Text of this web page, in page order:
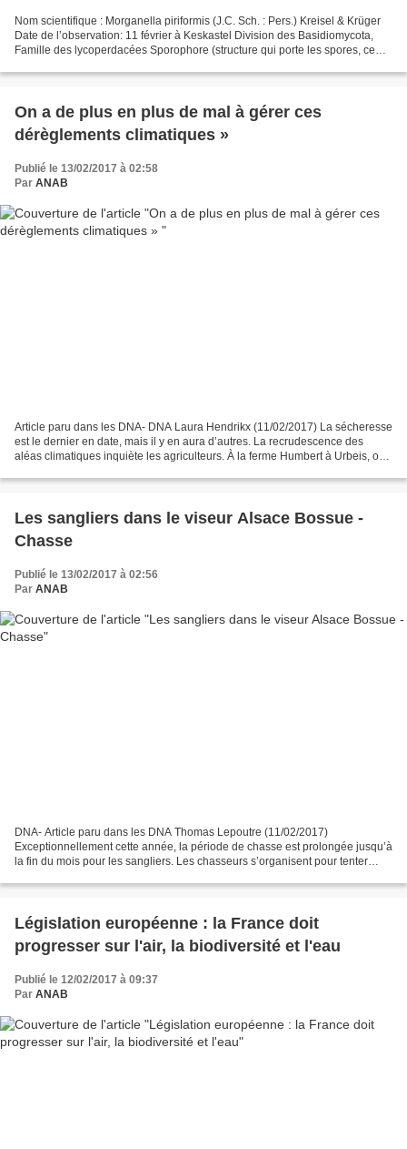
Nom scientifique : Morganella piriformis (J.C. Sch. : Pers.) Kreisel & Krüger
Date de l’observation: 11 février à Keskastel Division des Basidiomycota,
Famille des lycoperdacées Sporophore (structure qui porte les spores, ce
On a de plus en plus de mal à gérer ces
dérèglements climatiques »
Publié le 13/02/2017 à 02:58
Par ANAB
Article paru dans les DNA- DNA Laura Hendrikx (11/02/2017) La sécheresse
est le dernier en date, mais il y en aura d’autres. La recrudescence des
aléas climatiques inquiète les agriculteurs. À la ferme Humbert à Urbeis, on
Les sangliers dans le viseur Alsace Bossue -
Chasse
Publié le 13/02/2017 à 02:56
Par ANAB
DNA- Article paru dans les DNA Thomas Lepoutre (11/02/2017)
Exceptionnellement cette année, la période de chasse est prolongée jusqu’à
la fin du mois pour les sangliers. Les chasseurs s’organisent pour tenter
Législation européenne : la France doit
progresser sur l'air, la biodiversité et l'eau
Publié le 12/02/2017 à 09:37
Par ANAB